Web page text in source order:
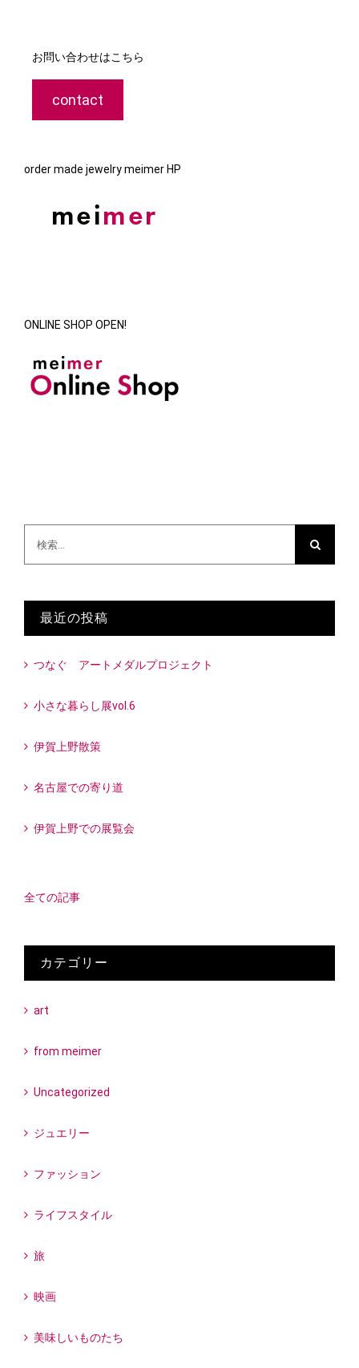
お問い合わせはこちら
contact
order made jewelry meimer HP
ONLINE SHOP OPEN!
最近の投稿
つなぐ アートメダルプロジェクト
小さな暮らし展vol.6
伊賀上野散策
名古屋での寄り道
伊賀上野での展覧会
全ての記事
カテゴリー
art
from meimer
Uncategorized
ジュエリー
ファッション
ライフスタイル
旅
映画
美味しいものたち